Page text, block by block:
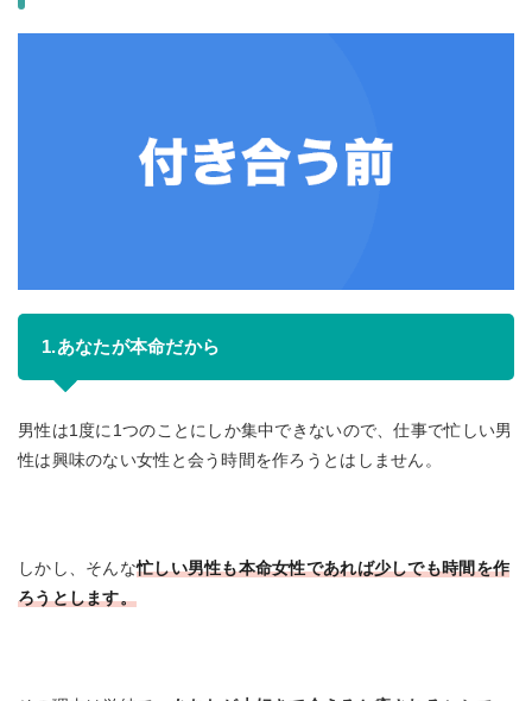
1.あなたが本命だから
男性は1度に1つのことにしか集中できないので、仕事で忙しい男
性は興味のない女性と会う時間を作ろうとはしません。
しかし、そんな忙しい男性も本命女性であれば少しでも時間を作
ろうとします。